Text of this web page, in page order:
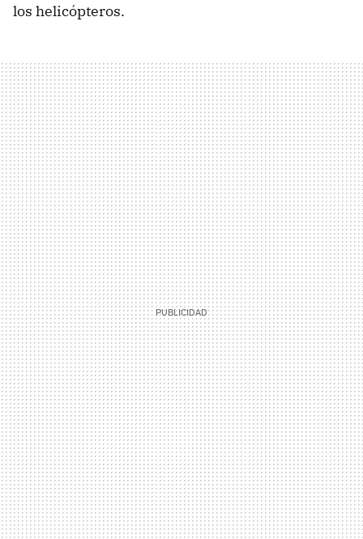
los helicópteros.